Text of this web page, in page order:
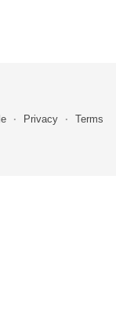
Privacy Terms